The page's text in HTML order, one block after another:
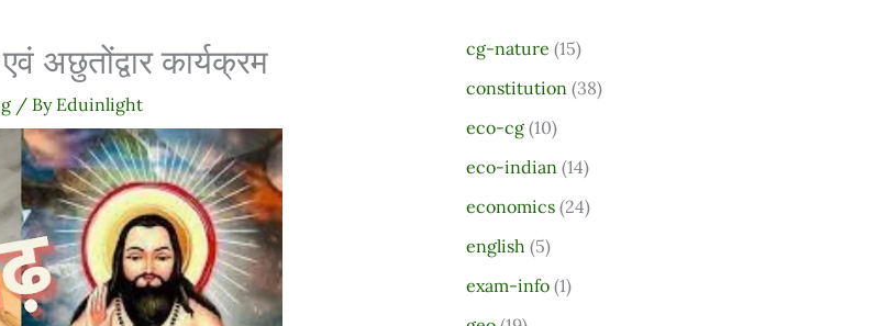
अछुतोंद्वार कार्यक्रम
/ By Eduinlight
c
h
f
o
r
cg-nature (15)
constitution (38)
eco-cg(10)
eco-indian (14)
economics(24)
english (5)
exam-info(1)